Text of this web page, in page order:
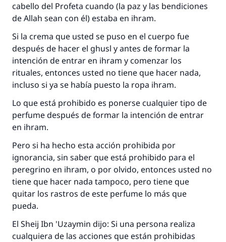
cabello del Profeta cuando (la paz y las bendiciones
de Allah sean con él) estaba en ihram.
Si la crema que usted se puso en el cuerpo fue
después de hacer el ghusl y antes de formar la
intención de entrar en ihram y comenzar los
rituales, entonces usted no tiene que hacer nada,
incluso si ya se había puesto la ropa ihram.
Lo que está prohibido es ponerse cualquier tipo de
perfume después de formar la intención de entrar
en ihram.
Pero si ha hecho esta acción prohibida por
ignorancia, sin saber que está prohibido para el
peregrino en ihram, o por olvido, entonces usted no
tiene que hacer nada tampoco, pero tiene que
quitar los rastros de este perfume lo más que
pueda.
El Sheij Ibn 'Uzaymin dijo: Si una persona realiza
cualquiera de las acciones que están prohibidas